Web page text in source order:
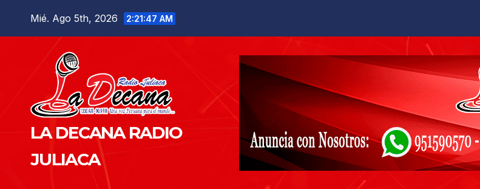
Mié. Ago 5th, 2026 2:21:48 AM
LA DECANA RADIO
JULIACA